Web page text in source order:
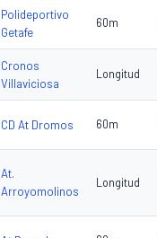
Polideportivo
Getafe
60m
Cronos
Villaviciosa
Longitud
CD At Dromos 60m
At.
Arroyomolinos
Longitud